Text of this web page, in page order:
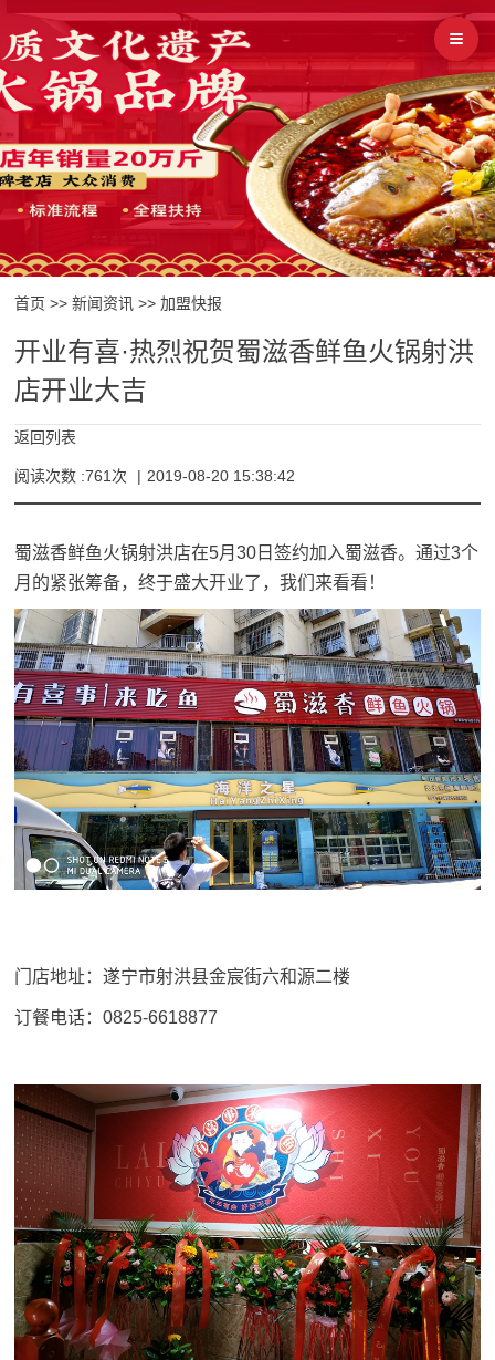
首页 >>新闻资讯 >>加盟快报
开业有喜·热烈祝贺蜀滋香鲜鱼火锅射洪
店开业大吉
返回列表
阅读次数 :761次 | 2019-08-20 15:38:42
蜀滋香鲜鱼火锅射洪店在5月30日签约加入蜀滋香。通过3个
月的紧张筹备，终于盛大开业了，我们来看看！
门店地址：遂宁市射洪县金宸街六和源二楼
订餐电话：0825-6618877